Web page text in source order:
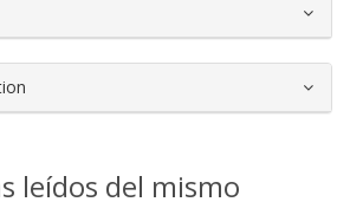
leídos del mismo